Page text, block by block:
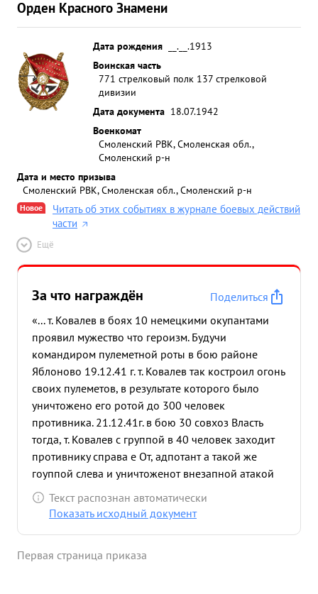
Орден Красного Знамени
Дата рождения
__.__.1913
Воинская часть
771 стрелковый полк 137 стрелковой
дивизии
Дата документа 18.07.1942
Военкомат
Смоленский РВК, Смоленская обл.,
Смоленский р-н
Дата и место призыва
Смоленский РВК, Смоленская обл., Смоленский р-н
Новое
Читать об этих событиях в журнале боевых действий
части
Ещё
За что награждён
Поделиться
«... т. Ковалев в боях 10 немецкими окупантами
проявил мужество что героизм. Будучи
командиром пулеметной роты в бою районе
Яблоново 19.12.41 г. т. Ковалев так костроил огонь
своих пулеметов, в результате которого было
уничтожено его ротой до 300 человек
противника. 21.12.41г. в бою 30 совхоз Власть
тогда, т. Ковалев с группой в 40 человек заходит
противнику справа е От, адпотант а такой же
гоуппой слева и уничтоженот внезапной атакой
немцев находящихся в совхозе Противник понес
потери: убитыми 80 человек, раненными 100
имуществом, 10 оунных пулеметов, походных
Текст распознан автоматически
Показать исходный документ
Первая страница приказа